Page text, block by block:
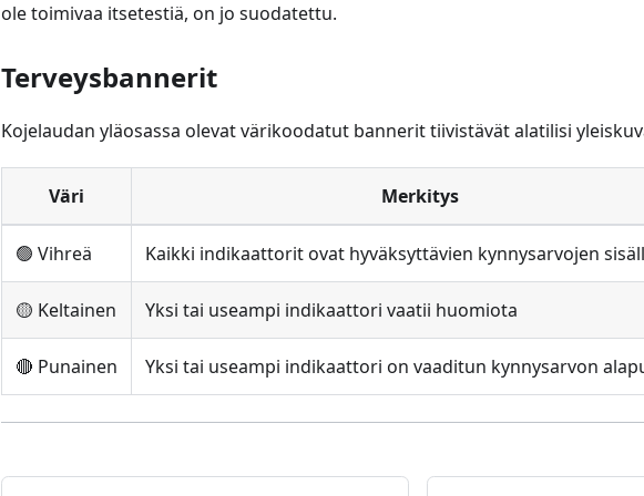
ole toimivaa itsetestiä, on jo suodatettu.
Terveysbannerit
Kojelaudan yläosassa olevat värikoodatut bannerit tiivistävät alatilisi
Väri Merkitys
🟢 Vihreä Kaikki indikaattorit ovat hyväksyttävien kynnysarvojen
🟡 Keltainen Yksi tai useampi indikaattori vaatii huomiota
🔴 Punainen Yksi tai useampi indikaattori on vaaditun kynnysarvon